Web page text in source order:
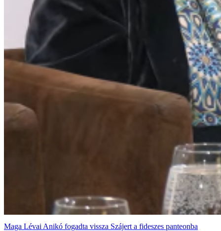
Maga Lévai Anikó fogadta vissza Szájert a fideszes panteonba